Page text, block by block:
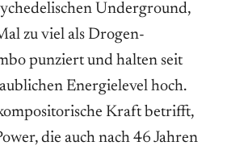
Underground,
zu viel als Drogen-
punziert und halten seit
Energielevel hoch.
Kraft betrifft,
die auch nach 46 Jahren